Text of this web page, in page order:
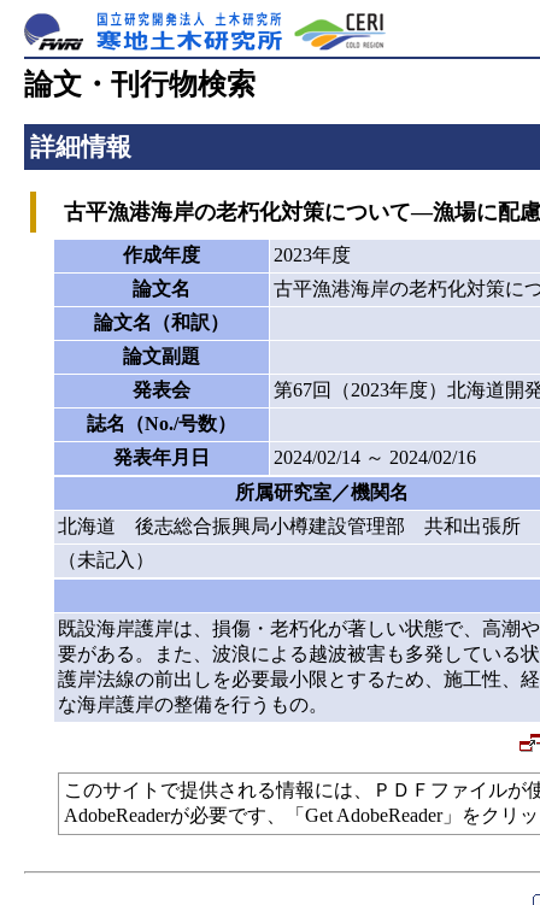
論文・刊行物検索
詳細情報
古平漁港海岸の老朽化対策について―漁場に配
作成年度
2023年度
論文名
古平漁港海岸の老朽化対策
論文名（和訳）
論文副題
発表会
第67回（2023年度）北海道開
誌名（No./号数）
発表年月日
2024/02/14 ～ 2024/02/16
所属研究室／機関名
北海道 後志総合振興局小樽建設管理部 共和出張所
（未記入）
既設海岸護岸は、損傷・老朽化が著しい状態で、高潮
要がある。また、波浪による越波被害も多発している
護岸法線の前出しを必要最小限とするため、施工性、
な海岸護岸の整備を行うもの。
このサイトで提供される情報には、ＰＤＦファイル
AdobeReaderが必要です、「Get AdobeReader」をク